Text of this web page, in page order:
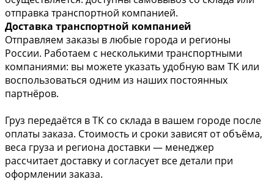
отправка транспортной компанией.
Доставка транспортной компанией
Отправляем заказы в любые города и регионы
России. Работаем с несколькими транспортными
компаниями: вы можете указать удобную вам ТК или
воспользоваться одним из наших постоянных
партнёров.
Груз передаётся в ТК со склада в вашем городе после
оплаты заказа. Стоимость и сроки зависят от объёма,
веса груза и региона доставки — менеджер
рассчитает доставку и согласует все детали при
оформлении заказа.